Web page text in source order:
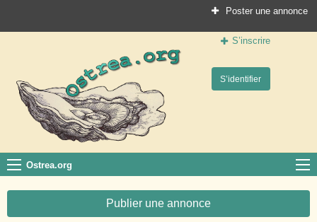
Poster une annonce
S’inscrire
S’identifier
Ostrea.org
Le site des professionnels de la conchyliculture
Ostrea.org
Publier une annonce